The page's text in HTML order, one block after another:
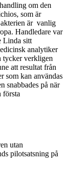
om den
som är
är vanlig
Handledare var
Linda sitt
analytiker
tycker verkligen
att resultat från
som kan användas
snabbades på när
första
utan
pilotsatsning på